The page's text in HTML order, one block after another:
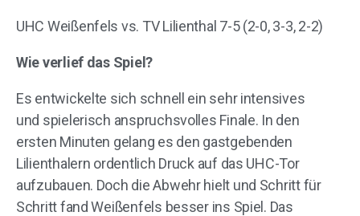
UHC Weißenfels vs. TV Lilienthal 7-5 (2-0, 3-3, 2-2)
Wie verlief das Spiel?
Es entwickelte sich schnell ein sehr intensives
und spielerisch anspruchsvolles Finale. In den
ersten Minuten gelang es den gastgebenden
Lilienthalern ordentlich Druck auf das UHC-Tor
aufzubauen. Doch die Abwehr hielt und Schritt für
Schritt fand Weißenfels besser ins Spiel. Das